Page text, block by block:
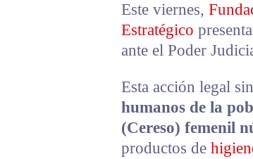
Este viernes,
Estratégico
ante el Poder
Esta acción legal
humanos de la
(Cereso) femenil
productos de